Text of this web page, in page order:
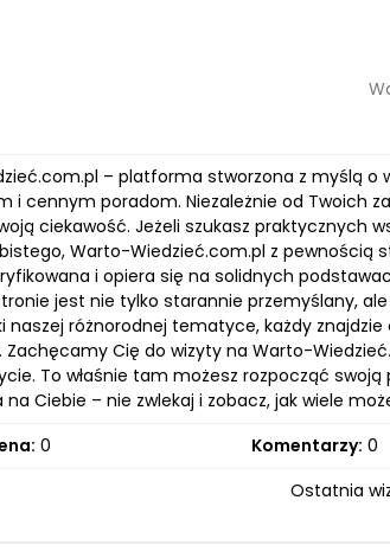
– platforma stworzona z myślą o
cennym poradom. Niezależnie od Twoich
ciekawość. Jeżeli szukasz praktycznych
Warto-Wiedzieć.com.pl z pewnością
i opiera się na solidnych
jest nie tylko starannie przemyślany,
różnorodnej tematyce, każdy znajdzie
Cię do wizyty na Warto-
To właśnie tam możesz rozpocząć swoją
Ciebie – nie zwlekaj i zobacz, jak wiele
0 Komentarzy: 0
Ostatnia